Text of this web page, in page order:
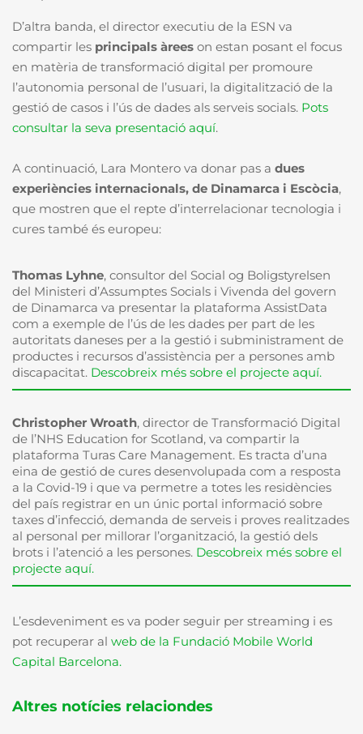
D’altra banda, el director executiu de la ESN va
compartir les principals àrees on estan posant el focus
en matèria de transformació digital per promoure
l’autonomia personal de l’usuari, la digitalització de la
gestió de casos i l’ús de dades als serveis socials. Pots
consultar la seva presentació aquí.
A continuació, Lara Montero va donar pas a dues
experiències internacionals, de Dinamarca i Escòcia,
que mostren que el repte d’interrelacionar tecnologia i
cures també és europeu:
Thomas Lyhne, consultor del Social og Boligstyrelsen
del Ministeri d’Assumptes Socials i Vivenda del govern
de Dinamarca va presentar la plataforma AssistData
com a exemple de l’ús de les dades per part de les
autoritats daneses per a la gestió i subministrament de
productes i recursos d’assistència per a persones amb
discapacitat. Descobreix més sobre el projecte aquí.
Christopher Wroath, director de Transformació Digital
de l’NHS Education for Scotland, va compartir la
plataforma Turas Care Management. Es tracta d’una
eina de gestió de cures desenvolupada com a resposta
a la Covid-19 i que va permetre a totes les residències
del país registrar en un únic portal informació sobre
taxes d’infecció, demanda de serveis i proves realitzades
al personal per millorar l’organització, la gestió dels
brots i l’atenció a les persones. Descobreix més sobre el
projecte aquí.
L’esdeveniment es va poder seguir per streaming i es
pot recuperar al web de la Fundació Mobile World
Capital Barcelona.
Altres notícies relaciondes